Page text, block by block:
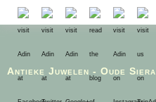
Antieke Juwelen - Oude